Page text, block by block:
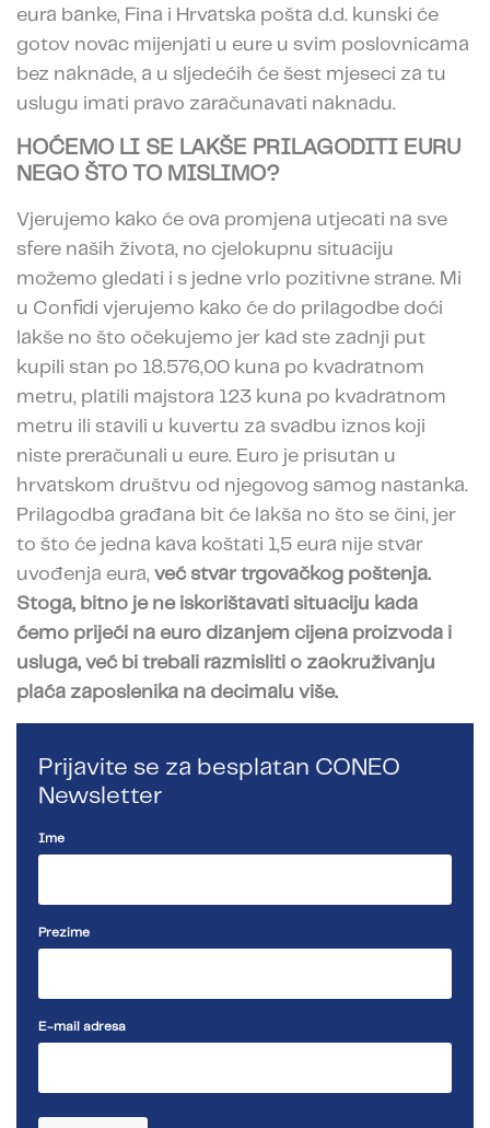
eura banke, Fina i Hrvatska pošta d.d. kunski će
gotov novac mijenjati u eure u svim poslovnicama
bez naknade, a u sljedećih će šest mjeseci za tu
uslugu imati pravo zaračunavati naknadu.
HOĆEMO LI SE LAKŠE PRILAGODITI EURU
NEGO ŠTO TO MISLIMO?
Vjerujemo kako će ova promjena utjecati na sve
sfere naših života, no cjelokupnu situaciju
možemo gledati i s jedne vrlo pozitivne strane. Mi
u Confidi vjerujemo kako će do prilagodbe doći
lakše no što očekujemo jer kad ste zadnji put
kupili stan po 18.576,00 kuna po kvadratnom
metru, platili majstora 123 kuna po kvadratnom
metru ili stavili u kuvertu za svadbu iznos koji
niste preračunali u eure. Euro je prisutan u
hrvatskom društvu od njegovog samog nastanka.
Prilagodba građana bit će lakša no što se čini, jer
to što će jedna kava koštati 1,5 eura nije stvar
uvođenja eura, već stvar trgovačkog poštenja.
Stoga, bitno je ne iskorištavati situaciju kada
ćemo prijeći na euro dizanjem cijena proizvoda i
usluga, već bi trebali razmisliti o zaokruživanju
plaća zaposlenika na decimalu više.
Prijavite se za besplatan CONEO
Newsletter
Ime
Prezime
E-mail adresa